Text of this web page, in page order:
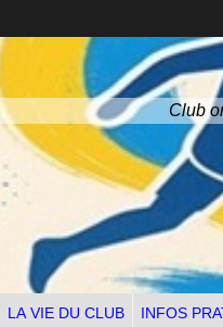
Club
LA VIE DU CLUB INFOS